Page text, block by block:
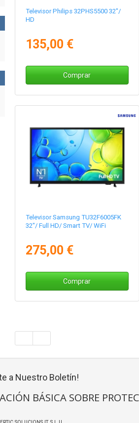
Televisor Philips 32PHS5500 32"/
HD
135,00 €
Comprar
Televisor Samsung TU32F6005FK
32"/ Full HD/ Smart TV/ WiFi
275,00 €
Comprar
a Nuestro Boletín!
BÁSICA SOBRE